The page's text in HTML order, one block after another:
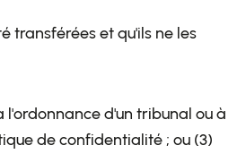
transférées et qu'ils ne les
d'un tribunal ou à
de confidentialité ; ou (3)